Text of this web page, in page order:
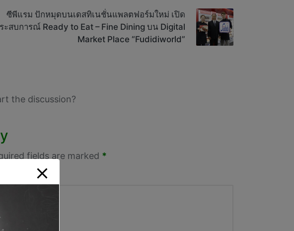
ซีพีแรม ปักหมุดบนเดสทิเนชั่นแพลตฟอร์มใหม่ เปิด
ะสบการณ์ Ready to Eat – Fine Dining บน Digital
Market Place “Fudidiworld”
the discussion?
fields are marked *